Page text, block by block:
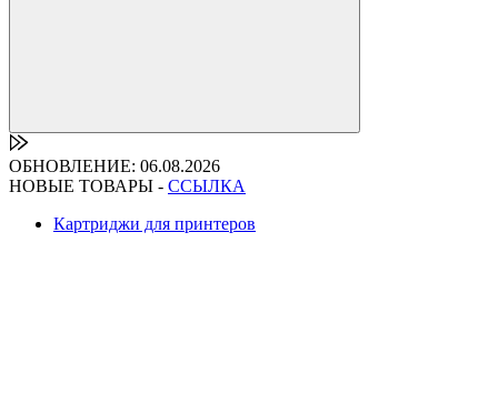
ОБНОВЛЕНИЕ: 06.08.2026
НОВЫЕ ТОВАРЫ - ССЫЛКА
Картриджи для принтеров